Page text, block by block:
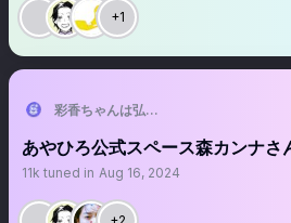
+1
彩香ちゃんは弘子先輩に恋してる【
あやひろ公式スペース森カンナ
11k tuned in Aug 16, 2024